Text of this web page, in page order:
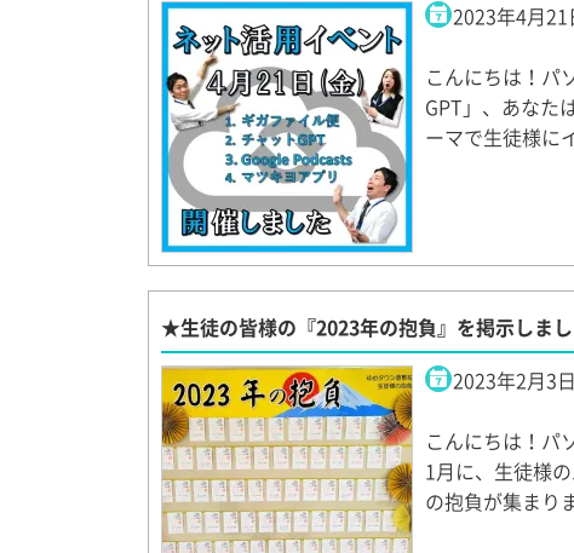
2023年4月21
こんにちは！パ
GPT」、あなた
ーマで生徒様に
★生徒の皆様の『2023年の抱負』を掲示しま
2023年2月3日
こんにちは！パ
1月に、生徒様
の抱負が集ま